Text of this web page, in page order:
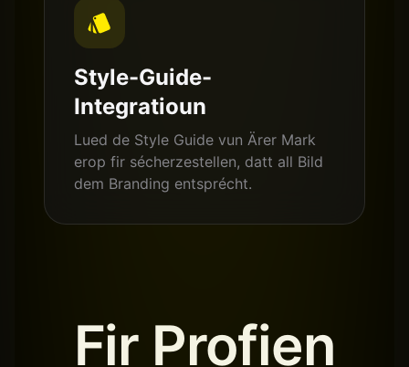
Style-Guide-
Integratioun
Lued de Style Guide vun Ärer Mark
erop fir sécherzestellen, datt all Bild
dem Branding entsprécht.
Fir Profien